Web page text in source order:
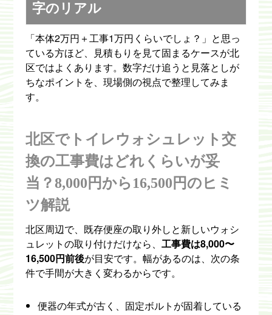
字のリアル
「本体2万円＋工事1万円くらいでしょ？」と思っ
ている方ほど、見積もりを見て固まるケースが北
区ではよくあります。数字だけ追うと見落としが
ちなポイントを、現場側の視点で整理してみま
す。
北区でトイレウォシュレット交
換の工事費はどれくらいが妥
当？8,000円から16,500円のヒミ
ツ解説
北区周辺で、既存便座の取り外しと新しいウォシ
ュレットの取り付けだけなら、工事費は8,000〜
16,500円前後が目安です。幅があるのは、次の条
件で手間が大きく変わるからです。
便器の年式が古く、固定ボルトが固着している